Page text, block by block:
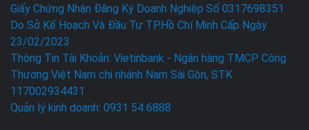
Giấy Chứng Nhận Đăng Ký Doanh Nghiệp Số 0317698351
Do Sở Kế Hoạch Và Đầu Tư TP.Hồ Chí Minh Cấp Ngày
23/02/2023
Thông Tin Tài Khoản: Vietinbank - Ngân hàng TMCP Công
Thương Việt Nam chi nhánh Nam Sài Gòn, STK
117002934431
Quản lý kinh doanh: 0931 54 6888